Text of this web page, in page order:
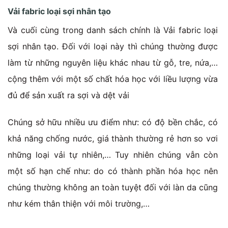
Vải fabric loại sợi nhân tạo
Và cuối cùng trong danh sách chính là Vải fabric loại
sợi nhân tạo. Đối với loại này thì chúng thường được
làm từ những nguyên liệu khác nhau từ gỗ, tre, nứa,…
cộng thêm với một số chất hóa học với liều lượng vừa
đủ để sản xuất ra sợi và dệt vải
Chúng sở hữu nhiều ưu điểm như: có độ bền chắc, có
khả năng chống nước, giá thành thường rẻ hơn so vơi
những loại vải tự nhiên,…Tuy nhiên chúng vẫn còn
một số hạn chế như: do có thành phần hóa học nên
chúng thường không an toàn tuyệt đối với làn da cũng
như kém thân thiện với môi trường,…